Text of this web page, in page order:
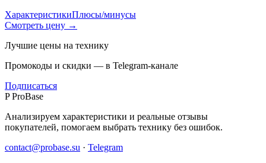
ХарактеристикиПлюсы/минусы
Смотреть цену →
Лучшие цены на технику
Промокоды и скидки — в Telegram-канале
Подписаться
P ProBase
Анализируем характеристики и реальные отзывы
покупателей, помогаем выбрать технику без ошибок.
contact@probase.su · Telegram